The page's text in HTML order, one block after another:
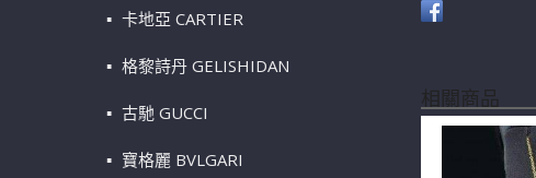
卡地亞 CARTIER
格黎詩丹 GELISHIDAN
古馳 GUCCI
寶格麗 BVLGARI
相關商品